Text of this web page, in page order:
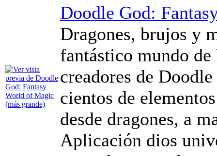
Doodle God:
Dragones, brujos y
fantástico mundo
creadores de
cientos de
desde dragones, a
Aplicación dios